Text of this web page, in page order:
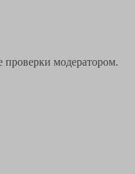
проверки модератором.